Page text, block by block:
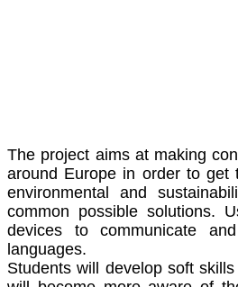
The project aims at making
around Europe in order to get
environmental and
common possible solutions.
devices to communicate
languages.
Students will develop soft